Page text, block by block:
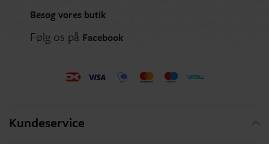
Besøg vores butik
Følg os på Facebook
Kundeservice